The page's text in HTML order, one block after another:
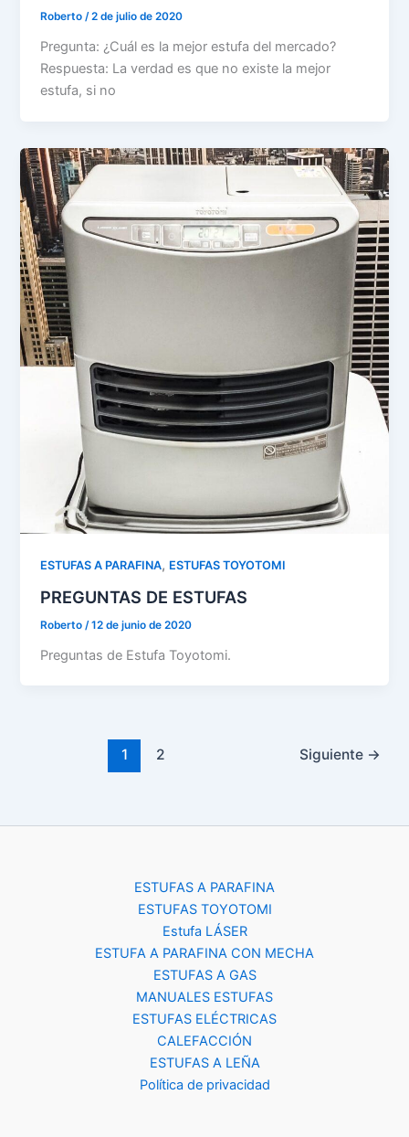
Roberto/2 de julio de 2020
Pregunta: ¿Cuál es la mejor estufa del mercado?
Respuesta: La verdad es que no existe la mejor
estufa, si no
ESTUFAS A PARAFINA, ESTUFAS TOYOTOMI
PREGUNTAS DE ESTUFAS
Roberto /12 de junio de 2020
Preguntas de Estufa Toyotomi.
1 2 Siguiente →
ESTUFAS A PARAFINA
ESTUFAS TOYOTOMI
Estufa LÁSER
ESTUFA A PARAFINA CON MECHA
ESTUFAS A GAS
MANUALES ESTUFAS
ESTUFAS ELÉCTRICAS
CALEFACCIÓN
ESTUFAS A LEÑA
Política de privacidad